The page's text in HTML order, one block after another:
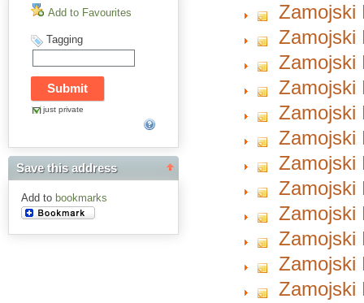
Add to Favourites
Tagging
just private
Save this address
Add to bookmarks
Zamojski
Zamojski
Zamojski
Zamojski
Zamojski
Zamojski
Zamojski
Zamojski
Zamojski
Zamojski
Zamojski
Zamojski